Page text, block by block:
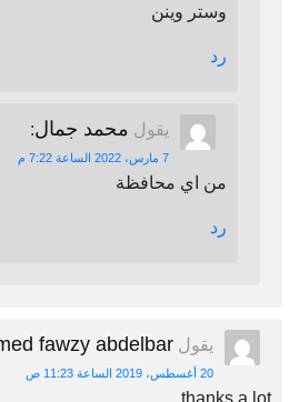
وستر وينن
رد
يقول محمد جمال:
7 مارس، 2022 الساعة 7:22 م
من اي محافظة
رد
يقول fawzy abdelbar
20 أغسطس، 2019 الساعة 11:23 ص
thanks a lot